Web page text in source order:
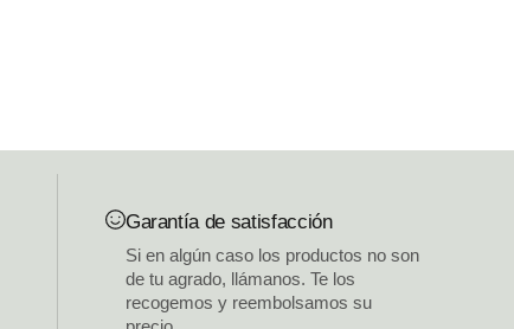
Garantía de satisfacción
Si en algún caso los productos no son
de tu agrado, llámanos. Te los
recogemos y reembolsamos su